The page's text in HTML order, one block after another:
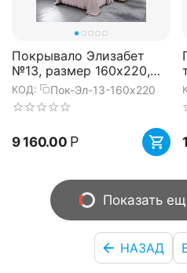
Покрывало Элизабет
№13, размер 160х220,
Sofi de Marko
КОД: Пок-Эл-13-160х220
9 160.00 Р
Показать
НАЗАД